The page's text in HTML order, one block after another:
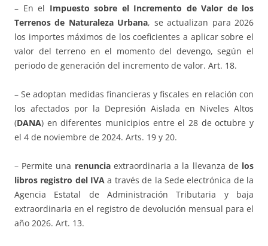
– En el Impuesto sobre el Incremento de Valor de los
Terrenos de Naturaleza Urbana, se actualizan para 2026
los importes máximos de los coeficientes a aplicar sobre el
valor del terreno en el momento del devengo, según el
periodo de generación del incremento de valor. Art. 18.
– Se adoptan medidas financieras y fiscales en relación con
los afectados por la Depresión Aislada en Niveles Altos
(DANA) en diferentes municipios entre el 28 de octubre y
el 4 de noviembre de 2024. Arts. 19 y 20.
– Permite una renunciaextraordinaria a la llevanza de los
libros registro del IVA a través de la Sede electrónica de la
Agencia Estatal de Administración Tributaria y baja
extraordinaria en el registro de devolución mensual para el
año 2026. Art. 13.